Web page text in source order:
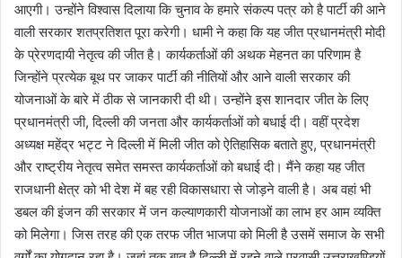
आएगी। उन्होंने विश्वास दिलाया कि चुनाव के हमारे संकल्प पत्र को है पार्टी की आने
वाली सरकार शतप्रतिशत पूरा करेगी। धामी ने कहा कि यह जीत प्रधानमंत्री मोदी
के प्रेरणदायी नेतृत्व की जीत है। कार्यकर्ताओं की अथक मेहनत का परिणाम है
जिन्होंने प्रत्येक बूथ पर जाकर पार्टी की नीतियों और आने वाली सरकार की
योजनाओं के बारे में ठीक से जानकारी दी थी। उन्होंने इस शानदार जीत के लिए
प्रधानमंत्री जी, दिल्ली की जनता और कार्यकर्ताओं को बधाई दी। वहीं प्रदेश
अध्यक्ष महेंद्र भट्ट ने दिल्ली में मिली जीत को ऐतिहासिक बताते हुए, प्रधानमंत्री
और राष्ट्रीय नेतृत्व समेत समस्त कार्यकर्ताओं को बधाई दी। मैंने कहा यह जीत
राजधानी क्षेत्र को भी देश में बह रही विकासधारा से जोड़ने वाली है। अब वहां भी
डबल की इंजन की सरकार में जन कल्याणकारी योजनाओं का लाभ हर आम व्यक्ति
को मिलेगा। जिस तरह की एक तरफ जीत भाजपा को मिली है उसमें समाज के सभी